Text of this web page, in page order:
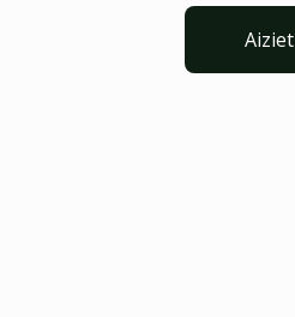
Aiziet